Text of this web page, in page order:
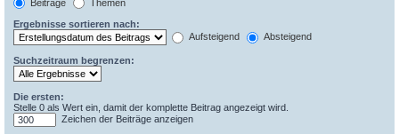
Beiträge
Themen
Ergebnisse sortieren nach:
Aufsteigend
Absteigend
Suchzeitraum begrenzen:
Die ersten:
Stelle 0 als Wert ein, damit der komplette Beitrag angezeigt wird.
Zeichen der Beiträge anzeigen